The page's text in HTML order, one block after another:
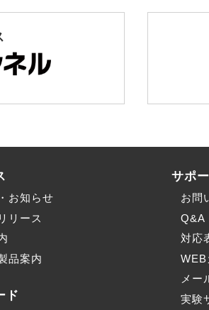
お知らせ
リース
品案内
ド
サポ
お問
Q&A
対応
WEB
メー
実験